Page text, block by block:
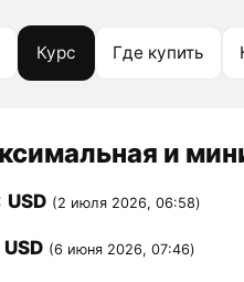
Курс Где купить
и
USD (2 июля 2026, 06:58)
USD (6 июня 2026, 07:46)